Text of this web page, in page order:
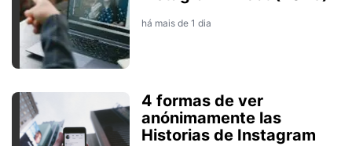
há mais de 1 dia
4 formas de ver
anónimamente las
Historias de Instagram